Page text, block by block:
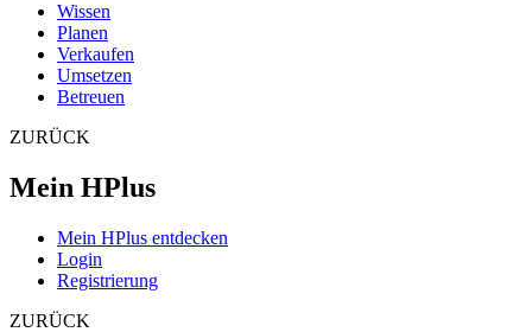
Wissen
Planen
Verkaufen
Umsetzen
Betreuen
ZURÜCK
Mein HPlus
Mein HPlus entdecken
Login
Registrierung
ZURÜCK